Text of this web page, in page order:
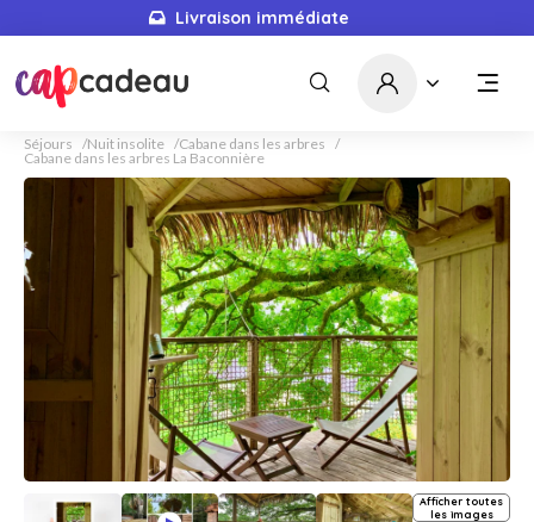
Livraison immédiate
Séjours Nuit insolite
Cabane dans les arbres
Cabane dans les arbres La Baconnière
Afficher toutes
les images